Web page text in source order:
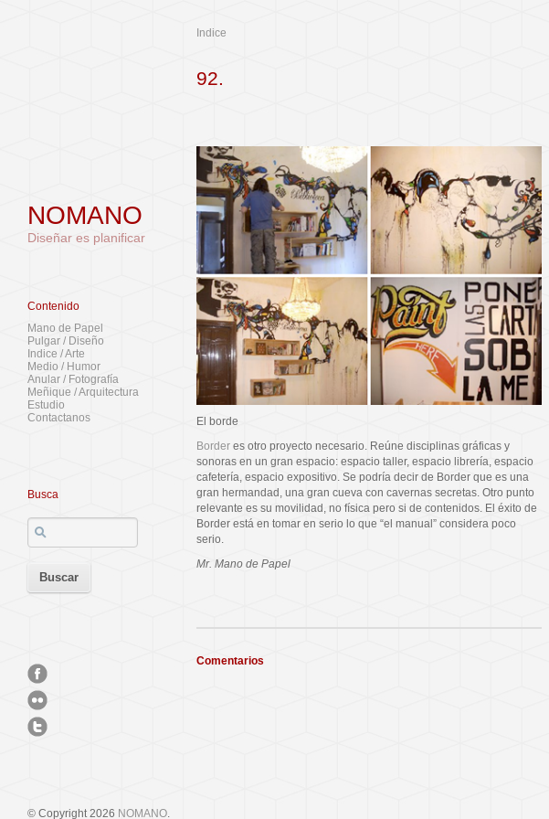
NOMANO
Diseñar es planificar
Contenido
Mano de Papel
Pulgar / Diseño
Indice / Arte
Medio / Humor
Anular / Fotografía
Meñique / Arquitectura
Estudio
Contactanos
Busca
© Copyright 2026 NOMANO.
Indice
92.
El borde
Border es otro proyecto necesario. Reúne disciplinas gráficas y
sonoras en un gran espacio: espacio taller, espacio librería, espacio
cafetería, espacio expositivo. Se podría decir de Border que es una
gran hermandad, una gran cueva con cavernas secretas. Otro punto
relevante es su movilidad, no física pero si de contenidos. El éxito de
Border está en tomar en serio lo que “el manual” considera poco
serio.
Mr. Mano de Papel
Comentarios